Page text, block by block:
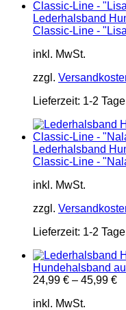
Lederhalsband
Classic-Line -
inkl. MwSt.
zzgl.
Lieferzeit: 1-2 Tage
Lederhalsband
Classic-Line -
inkl. MwSt.
zzgl.
Lieferzeit: 1-2 Tage
Hundehalsband
24,99 € – 45,99 €
inkl. MwSt.